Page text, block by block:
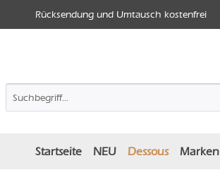
Rücksendung und Umtausch kostenfrei
Startseite NEU Dessous Marken